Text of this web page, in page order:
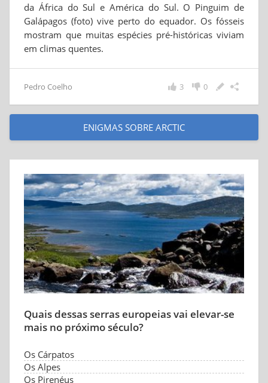
da África do Sul e América do Sul. O Pinguim de
Galápagos (foto) vive perto do equador. Os fósseis
mostram que muitas espécies pré-históricas viviam
em climas quentes.
Pedro Coelho 0
3
ENIGMAS SOBRE ARCTIC
Quais dessas serras europeias vai elevar-se
mais no próximo século?
Os Cárpatos
Os Alpes
Os Pirenéus